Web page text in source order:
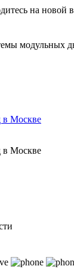
на новой
модульных
в Москве
в Москве